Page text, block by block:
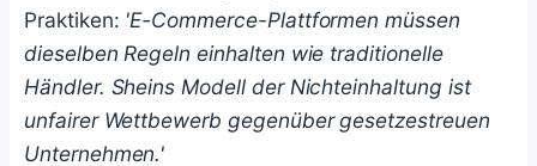
Praktiken: 'E-Commerce-Plattformen müssen
dieselben Regeln einhalten wie traditionelle
Händler. Sheins Modell der Nichteinhaltung ist
unfairer Wettbewerb gegenüber gesetzestreuen
Unternehmen.'